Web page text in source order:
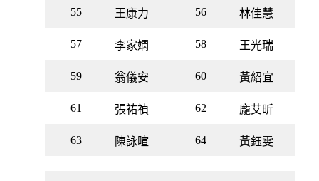
55 王康力 56 林佳慧
57 李家嫻 58 王光瑞
59 翁儀安 60 黃紹宜
61 張祐禎 62 龐艾昕
63 陳詠暄 64 黃鈺雯